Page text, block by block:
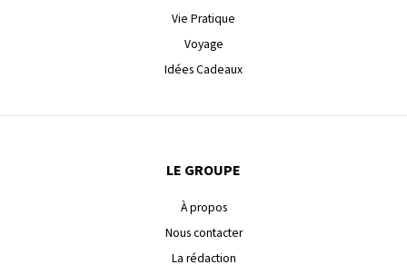
Vie Pratique
Voyage
Idées Cadeaux
LE GROUPE
À propos
Nous contacter
La rédaction